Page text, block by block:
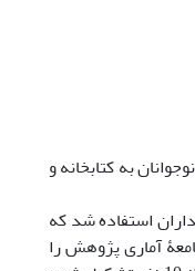
به کتابخانه و
استفاده شد که
به روش ضریب آلفای کرونباخ (86/0) به دست آمد. جامعۀ آماری پژوهش را